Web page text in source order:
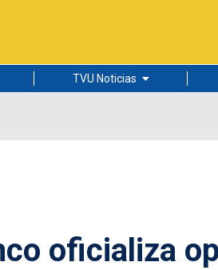
TVU Noticias
Ciudad
oficializa